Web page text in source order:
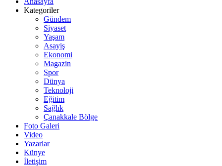
Kategoriler
Gündem
Siyaset
Yaşam
Asayiş
Ekonomi
Magazin
Spor
Dünya
Teknoloji
Eğitim
Sağlık
Çanakkale Bölge
Foto Galeri
Video
Yazarlar
Künye
İletişim